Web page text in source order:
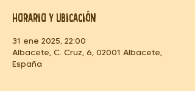
Horario y ubicación
31 ene 2025, 22:00
Albacete, C. Cruz, 6, 02001 Albacete,
España